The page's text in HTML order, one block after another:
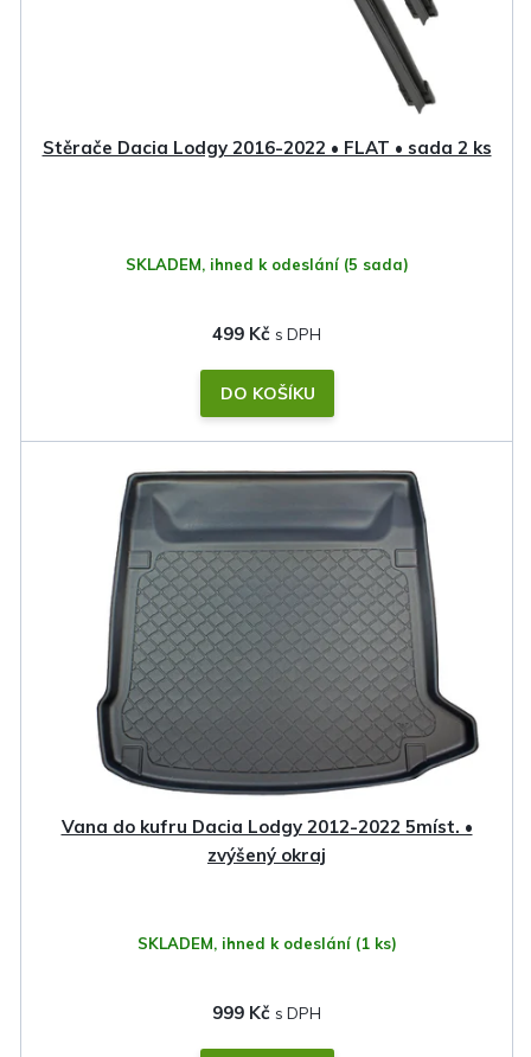
Stěrače Dacia Lodgy 2016-2022 • FLAT • sada 2 ks
SKLADEM, ihned k odeslání (5 sada)
499 Kč
DO KOŠÍKU
Vana do kufru Dacia Lodgy 2012-2022 5míst. •
zvýšený okraj
SKLADEM, ihned k odeslání (1 ks)
999 Kč